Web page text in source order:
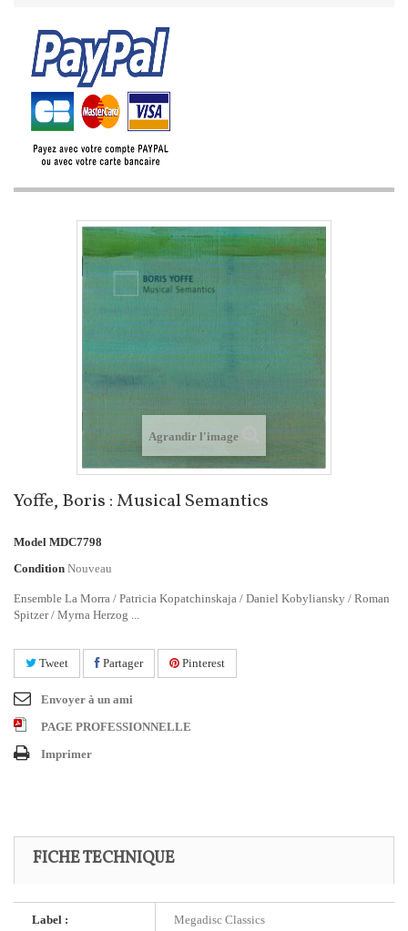
Agrandir l'image
Yoffe, Boris : Musical Semantics
Model MDC7798
Condition Nouveau
Ensemble La Morra / Patricia Kopatchinskaja / Daniel Kobyliansky / Roman
Spitzer / Myrna Herzog ...
Tweet Partager Pinterest
Envoyer à un ami
PAGE PROFESSIONNELLE
Imprimer
FICHE TECHNIQUE
Label : Megadisc Classics